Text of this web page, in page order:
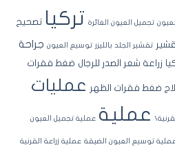
تجميل العيون الغائرة تركيا تصحيح
تقشير الجلد بالليزر توسيع العيون جراحة
شعر الصدر للرجال ضغط فقرات
فقرات الظهر عمليات
عملية عملية تجميل العيون
توسيع العيون الضيقة عملية زراعة القرنية